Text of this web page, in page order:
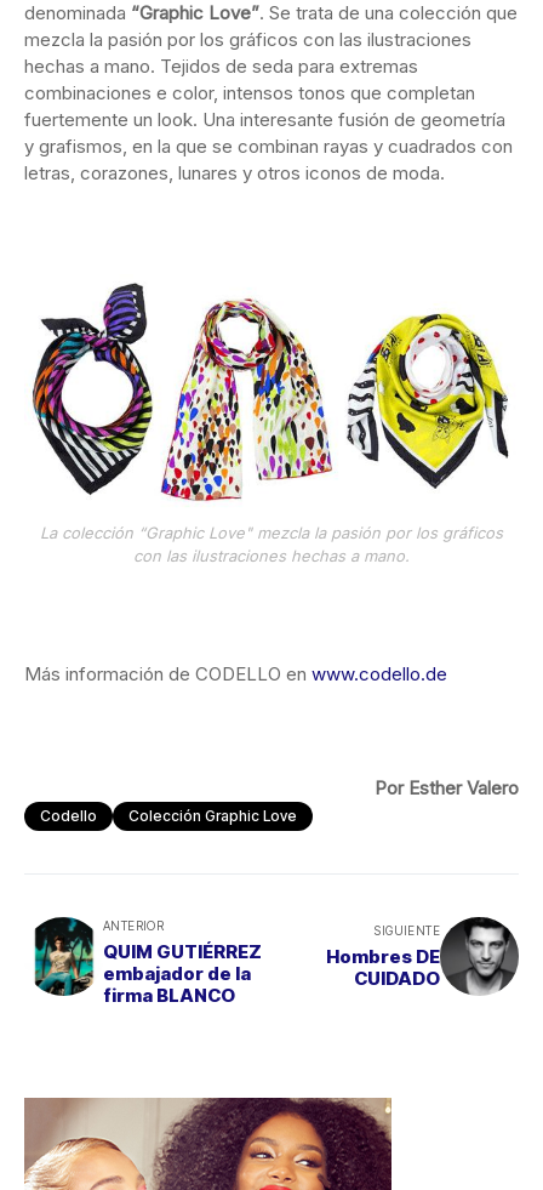
denominada “Graphic Love”. Se trata de una colección que
mezcla la pasión por los gráficos con las ilustraciones
hechas a mano. Tejidos de seda para extremas
combinaciones e color, intensos tonos que completan
fuertemente un look. Una interesante fusión de geometría
y grafismos, en la que se combinan rayas y cuadrados con
letras, corazones, lunares y otros iconos de moda.
La colección “Graphic Love" mezcla la pasión por los gráficos
con las ilustraciones hechas a mano.
Más información de CODELLO en www.codello.de
Por Esther Valero
Codello Colección Graphic Love
ANTERIOR
QUIM GUTIÉRREZ
embajador de la
firma BLANCO
SIGUIENTE
Hombres DE
CUIDADO